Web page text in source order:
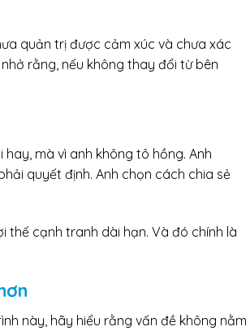
quản trị được cảm xúc và chưa xác
rằng, nếu không thay đổi từ bên
mà vì anh không tô hồng. Anh
quyết định. Anh chọn cách chia sẻ
thế cạnh tranh dài hạn. Và đó chính là
này, hãy hiểu rằng vấn đề không nằm